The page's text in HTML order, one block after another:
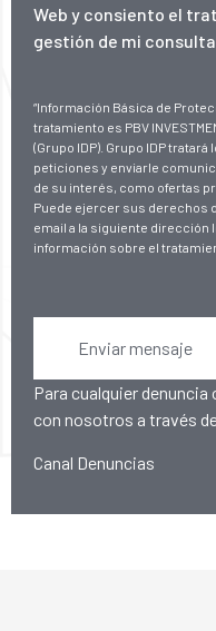
Web y consiento el
gestión de mi
“Información Básica de
tratamiento es PBV
(Grupo IDP). Grupo IDP
peticiones y enviarle
de su interés, como ofertas
Puede ejercer sus derechos
email a la siguiente dirección
información sobre el
Enviar mensaje
Para cualquier
con nosotros a través
Canal Denuncias